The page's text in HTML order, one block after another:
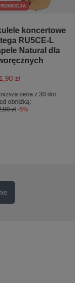
koncertowe
RU5CE-L
Natural dla
zł
cena z 30 dni
obniżką:
zł -5%